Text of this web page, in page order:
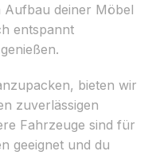
deiner Möbel
entspannt
bieten wir
zuverlässigen
Fahrzeuge sind für
geeignet und du